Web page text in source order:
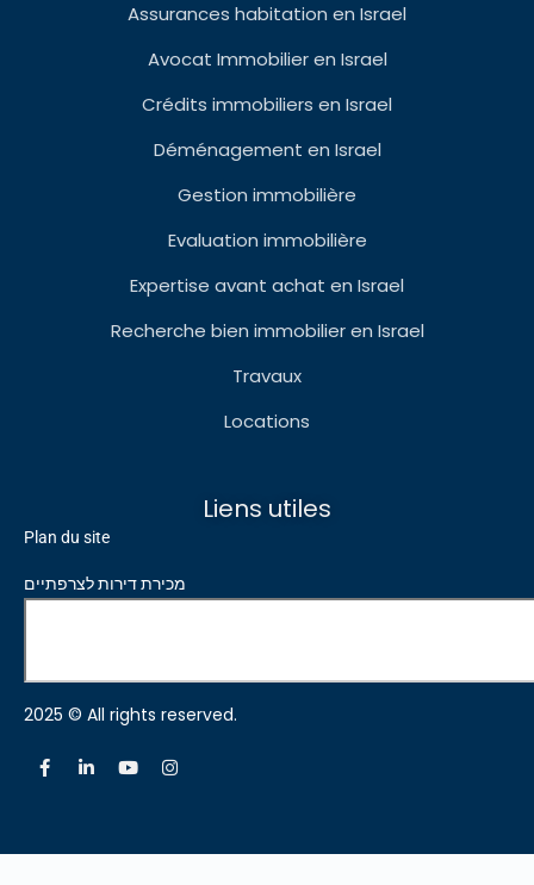
Assurances habitation en Israel
Avocat Immobilier en Israel
Crédits immobiliers en Israel
Déménagement en Israel
Gestion immobilière
Evaluation immobilière
Expertise avant achat en Israel
Recherche bien immobilier en Israel
Travaux
Locations
Liens utiles
Plan du site
מכירת דירות לצרפתיים
2025 © All rights reserved.